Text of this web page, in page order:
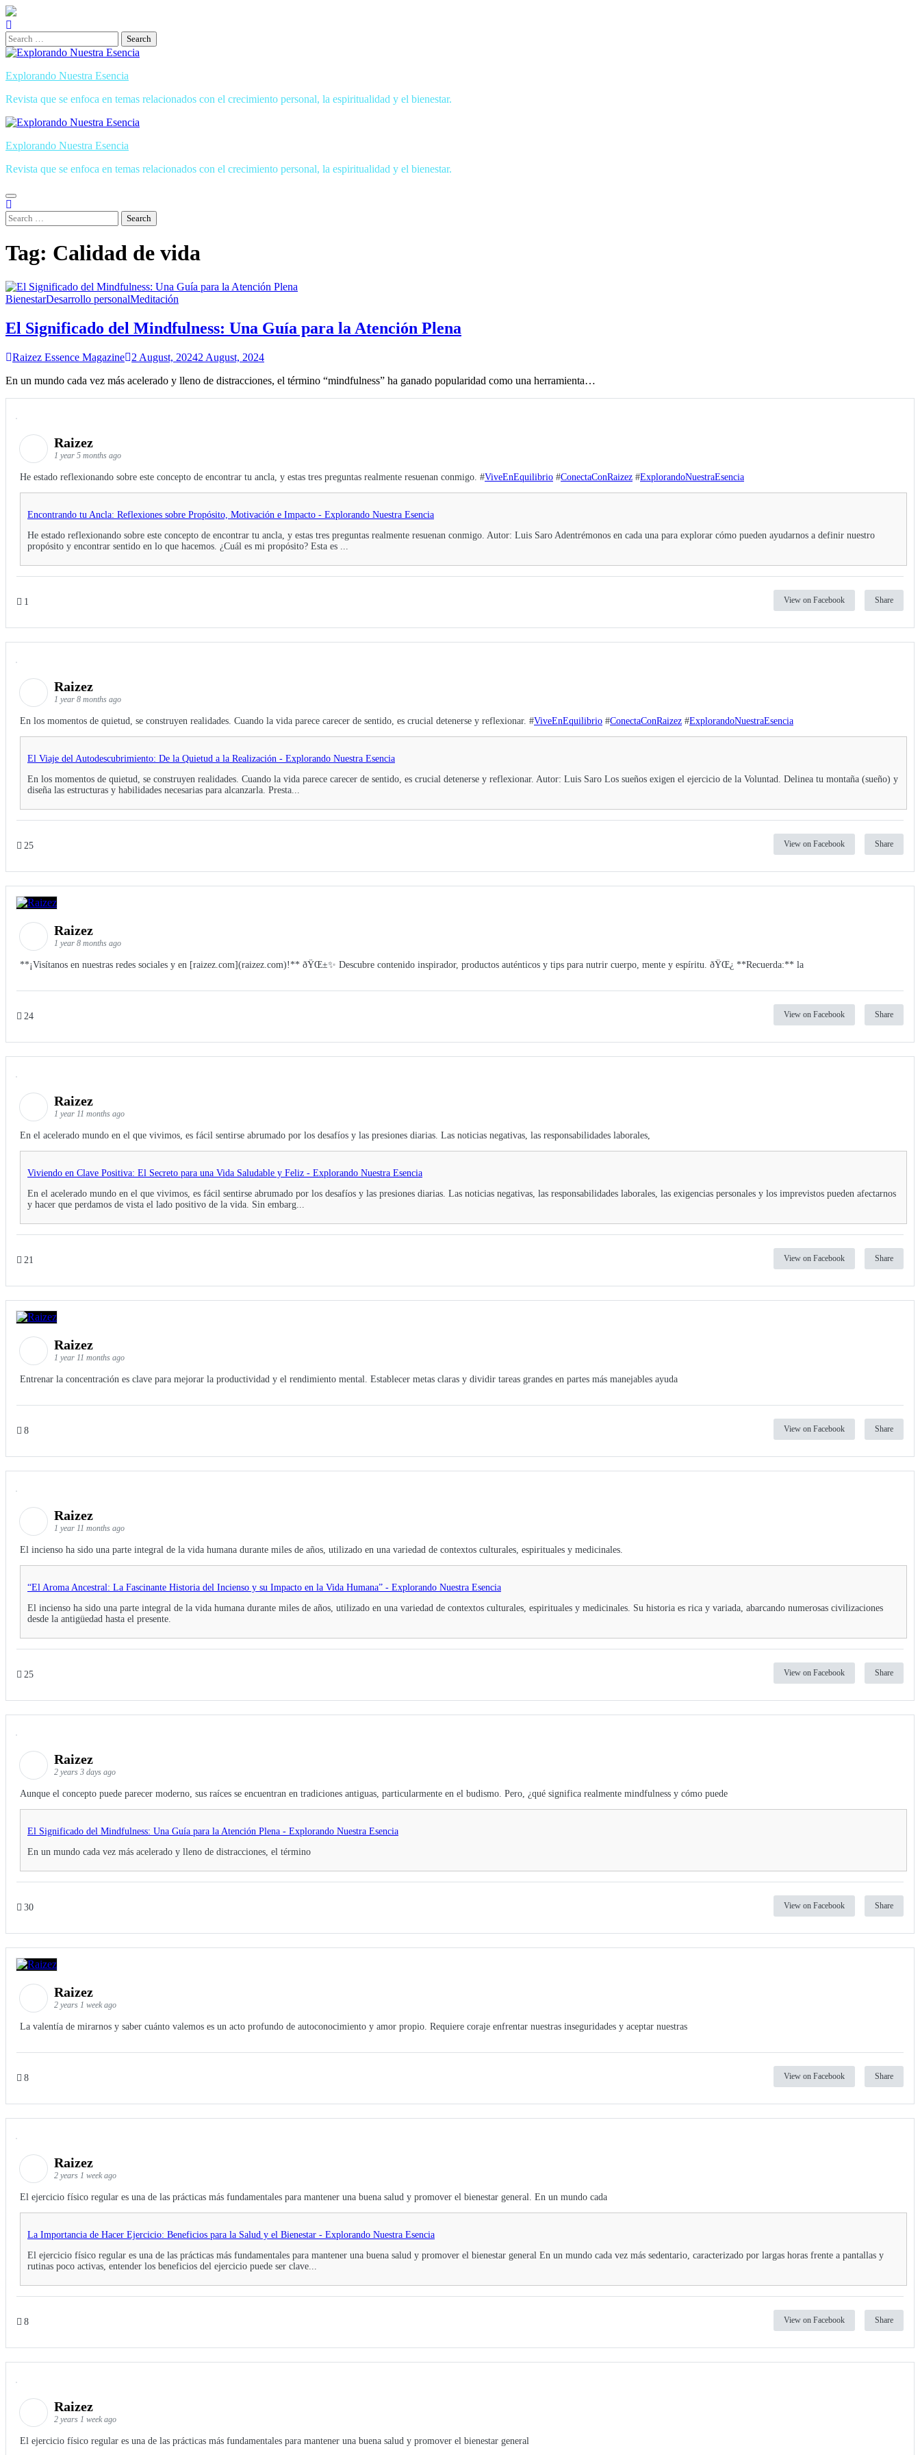
Skip
to
content
Search
for:
Explorando Nuestra Esencia
Revista que se enfoca en temas relacionados con el crecimiento personal, la espiritualidad y el bienestar.
Explorando Nuestra Esencia
Revista que se enfoca en temas relacionados con el crecimiento personal, la espiritualidad y el bienestar.
Search
for:
Tag: Calidad de vida
BienestarDesarrollo personalMeditación
El Significado del Mindfulness: Una Guía para la Atención Plena
Raizez Essence Magazine 2 August, 20242 August, 2024
En un mundo cada vez más acelerado y lleno de distracciones, el término “mindfulness” ha ganado popularidad como una herramienta…
Raizez
1 year 5 months ago
He estado reflexionando sobre este concepto de encontrar tu ancla, y estas tres preguntas realmente resuenan conmigo. #ViveEnEquilibrio #ConectaConRaizez #ExplorandoNuestraEsencia
Encontrando tu Ancla: Reflexiones sobre Propósito, Motivación e Impacto - Explorando Nuestra Esencia
He estado reflexionando sobre este concepto de encontrar tu ancla, y estas tres preguntas realmente resuenan conmigo. Autor: Luis Saro Adentrémonos en cada una para explorar cómo pueden ayudarnos a definir nuestro
propósito y encontrar sentido en lo que hacemos. ¿Cuál es mi propósito? Esta es ...
1 View on Facebook Share
Raizez
1 year 8 months ago
En los momentos de quietud, se construyen realidades. Cuando la vida parece carecer de sentido, es crucial detenerse y reflexionar. #ViveEnEquilibrio #ConectaConRaizez #ExplorandoNuestraEsencia
El Viaje del Autodescubrimiento: De la Quietud a la Realización - Explorando Nuestra Esencia
En los momentos de quietud, se construyen realidades. Cuando la vida parece carecer de sentido, es crucial detenerse y reflexionar. Autor: Luis Saro Los sueños exigen el ejercicio de la Voluntad. Delinea tu montaña (sueño) y
diseña las estructuras y habilidades necesarias para alcanzarla. Presta...
25 View on Facebook Share
Raizez
1 year 8 months ago
**¡Visítanos en nuestras redes sociales y en [raizez.com](raizez.com)!** ðŸŒ±✨ Descubre contenido inspirador, productos auténticos y tips para nutrir cuerpo, mente y espíritu. ðŸŒ¿ **Recuerda:** la
24 View on Facebook Share
Raizez
1 year 11 months ago
En el acelerado mundo en el que vivimos, es fácil sentirse abrumado por los desafíos y las presiones diarias. Las noticias negativas, las responsabilidades laborales,
Viviendo en Clave Positiva: El Secreto para una Vida Saludable y Feliz - Explorando Nuestra Esencia
En el acelerado mundo en el que vivimos, es fácil sentirse abrumado por los desafíos y las presiones diarias. Las noticias negativas, las responsabilidades laborales, las exigencias personales y los imprevistos pueden afectarnos
y hacer que perdamos de vista el lado positivo de la vida. Sin embarg...
21 View on Facebook Share
Raizez
1 year 11 months ago
Entrenar la concentración es clave para mejorar la productividad y el rendimiento mental. Establecer metas claras y dividir tareas grandes en partes más manejables ayuda
8 View on Facebook Share
Raizez
1 year 11 months ago
El incienso ha sido una parte integral de la vida humana durante miles de años, utilizado en una variedad de contextos culturales, espirituales y medicinales.
“El Aroma Ancestral: La Fascinante Historia del Incienso y su Impacto en la Vida Humana” - Explorando Nuestra Esencia
El incienso ha sido una parte integral de la vida humana durante miles de años, utilizado en una variedad de contextos culturales, espirituales y medicinales. Su historia es rica y variada, abarcando numerosas civilizaciones
desde la antigüedad hasta el presente.
25 View on Facebook Share
Raizez
2 years 3 days ago
Aunque el concepto puede parecer moderno, sus raíces se encuentran en tradiciones antiguas, particularmente en el budismo. Pero, ¿qué significa realmente mindfulness y cómo puede
El Significado del Mindfulness: Una Guía para la Atención Plena - Explorando Nuestra Esencia
En un mundo cada vez más acelerado y lleno de distracciones, el término
30 View on Facebook Share
Raizez
2 years 1 week ago
La valentía de mirarnos y saber cuánto valemos es un acto profundo de autoconocimiento y amor propio. Requiere coraje enfrentar nuestras inseguridades y aceptar nuestras
8 View on Facebook Share
Raizez
2 years 1 week ago
El ejercicio físico regular es una de las prácticas más fundamentales para mantener una buena salud y promover el bienestar general. En un mundo cada
La Importancia de Hacer Ejercicio: Beneficios para la Salud y el Bienestar - Explorando Nuestra Esencia
El ejercicio físico regular es una de las prácticas más fundamentales para mantener una buena salud y promover el bienestar general En un mundo cada vez más sedentario, caracterizado por largas horas frente a pantallas y
rutinas poco activas, entender los beneficios del ejercicio puede ser clave...
8 View on Facebook Share
Raizez
2 years 1 week ago
El ejercicio físico regular es una de las prácticas más fundamentales para mantener una buena salud y promover el bienestar general